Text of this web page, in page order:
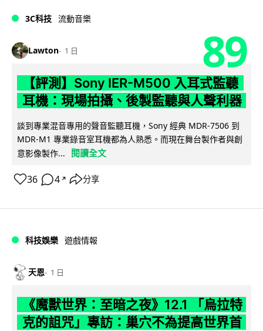
3C科技 流動音樂
Lawton 1 日 89
【評測】Sony IER-M500 入耳式監聽
耳機：現場拍攝、後製監聽與人聲利器
談到專業混音專用的聲音監聽耳機，Sony 經典 MDR-7506 到
MDR-M1 專業錄音室耳機都為人熟悉。而現在舞台製作者與創
意影像製作...
閱讀全文
36 4 ↗ 分享
科技娛樂 遊戲情報
天恩 1 日
《魔獸世界：至暗之夜》12.1 「烏拉特
克的詛咒」專訪：巢穴不為提高世界首